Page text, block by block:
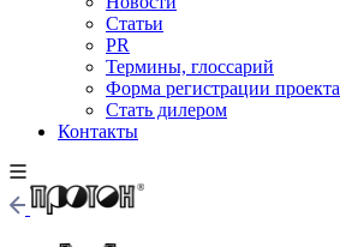
Статьи
PR
Термины, глоссарий
Форма регистрации проекта
Стать дилером
Контакты